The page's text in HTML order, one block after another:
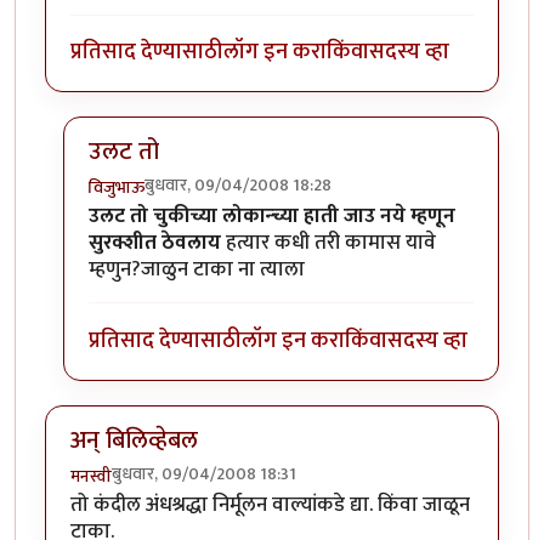
प्रतिसाद देण्यासाठीलॉग इन कराकिंवासदस्य व्हा
उलट तो
विजुभाऊबुधवार, 09/04/2008 18:28
In reply toअसम्भवbyआंबोळी
उलट तो चुकीच्या लोकान्च्या हाती जाउ नये म्हणून
सुरक्शीत ठेवलायहत्यार कधी तरी कामास यावे
म्हणुन?जाळुन टाका ना त्याला
प्रतिसाद देण्यासाठीलॉग इन कराकिंवासदस्य व्हा
अन् बिलिव्हेबल
मनस्वीबुधवार, 09/04/2008 18:31
तो कंदील अंधश्रद्धा निर्मूलन वाल्यांकडे द्या. किंवा जाळून
टाका.